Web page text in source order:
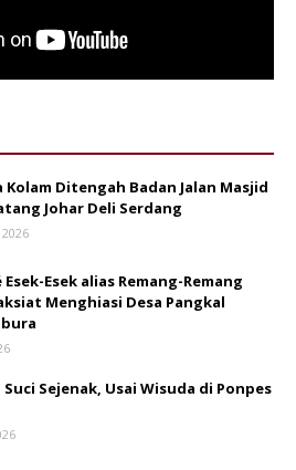
Kolam Ditengah Badan Jalan Masjid
Johar Deli Serdang
Esek-Esek alias Remang-Remang
Menghiasi Desa Pangkal
Sejenak, Usai Wisuda di Ponpes